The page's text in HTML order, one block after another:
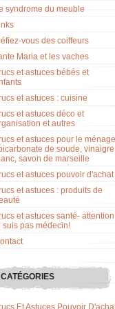
syndrome du meuble
vous des coiffeurs
Maria et les vaches
et astuces bébés et
et astuces : cuisine
et astuces déco et
et autres
et astuces pour le ménage
de soude, vinaigre
savon de marseille
et astuces pouvoir d'achat
et astuces : produits de
et astuces santé- attention
suis pas médecin!
CATÉGORIES
Et Astuces Pouvoir